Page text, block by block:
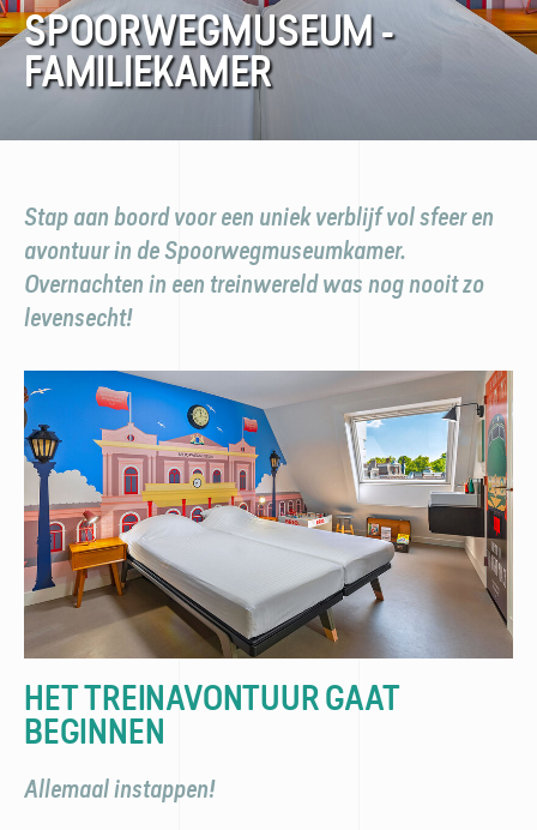
SPOORWEGMUSEUM -
FAMILIEKAMER
Stap aan boord voor een uniek verblijf vol sfeer en
avontuur in de Spoorwegmuseumkamer.
Overnachten in een treinwereld was nog nooit zo
levensecht!
HET TREINAVONTUUR GAAT
BEGINNEN
Allemaal instappen!